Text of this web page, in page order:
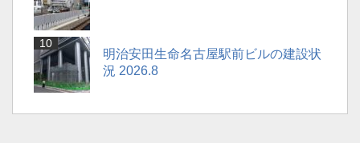
明治安田生命名古屋駅前ビルの建設状
況 2026.8